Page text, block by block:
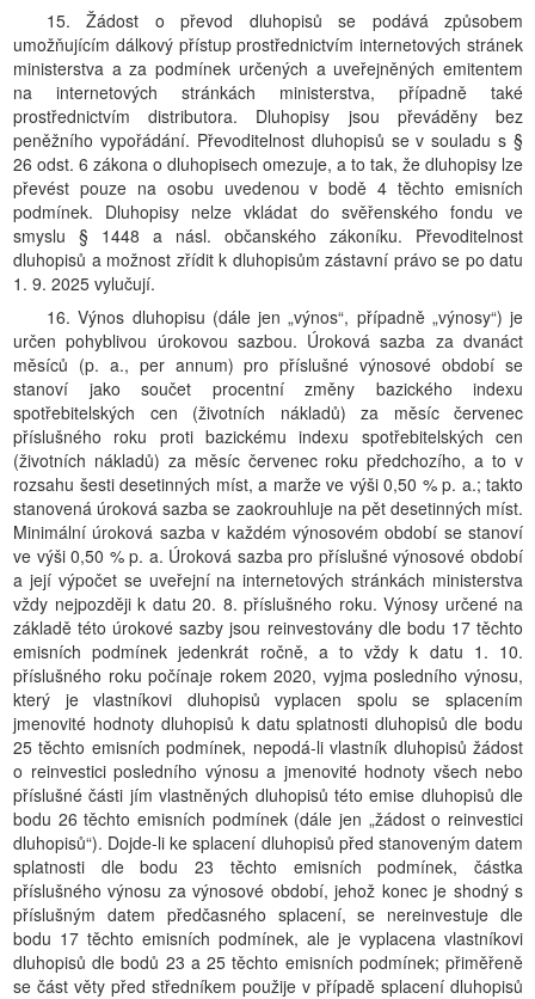
15. Žádost o převod dluhopisů se podává způsobem
umožňujícím dálkový přístup prostřednictvím internetových stránek
ministerstva a za podmínek určených a uveřejněných emitentem
na internetových stránkách ministerstva, případně také
prostřednictvím distributora. Dluhopisy jsou převáděny bez
peněžního vypořádání. Převoditelnost dluhopisů se v souladu s §
26 odst. 6 zákona o dluhopisech omezuje, a to tak, že dluhopisy lze
převést pouze na osobu uvedenou v bodě 4 těchto emisních
podmínek. Dluhopisy nelze vkládat do svěřenského fondu ve
smyslu § 1448 a násl. občanského zákoníku. Převoditelnost
dluhopisů a možnost zřídit k dluhopisům zástavní právo se po datu
1. 9. 2025 vylučují.
16. Výnos dluhopisu (dále jen „výnos“, případně „výnosy“) je
určen pohyblivou úrokovou sazbou. Úroková sazba za dvanáct
měsíců (p. a., per annum) pro příslušné výnosové období se
stanoví jako součet procentní změny bazického indexu
spotřebitelských cen (životních nákladů) za měsíc červenec
příslušného roku proti bazickému indexu spotřebitelských cen
(životních nákladů) za měsíc červenec roku předchozího, a to v
rozsahu šesti desetinných míst, a marže ve výši 0,50 % p. a.; takto
stanovená úroková sazba se zaokrouhluje na pět desetinných míst.
Minimální úroková sazba v každém výnosovém období se stanoví
ve výši 0,50 % p. a. Úroková sazba pro příslušné výnosové období
a její výpočet se uveřejní na internetových stránkách ministerstva
vždy nejpozději k datu 20. 8. příslušného roku. Výnosy určené na
základě této úrokové sazby jsou reinvestovány dle bodu 17 těchto
emisních podmínek jedenkrát ročně, a to vždy k datu 1. 10.
příslušného roku počínaje rokem 2020, vyjma posledního výnosu,
který je vlastníkovi dluhopisů vyplacen spolu se splacením
jmenovité hodnoty dluhopisů k datu splatnosti dluhopisů dle bodu
25 těchto emisních podmínek, nepodá-li vlastník dluhopisů žádost
o reinvestici posledního výnosu a jmenovité hodnoty všech nebo
příslušné části jím vlastněných dluhopisů této emise dluhopisů dle
bodu 26 těchto emisních podmínek (dále jen „žádost o reinvestici
dluhopisů“). Dojde-li ke splacení dluhopisů před stanoveným datem
splatnosti dle bodu 23 těchto emisních podmínek, částka
příslušného výnosu za výnosové období, jehož konec je shodný s
příslušným datem předčasného splacení, se nereinvestuje dle
bodu 17 těchto emisních podmínek, ale je vyplacena vlastníkovi
dluhopisů dle bodů 23 a 25 těchto emisních podmínek; přiměřeně
se část věty před středníkem použije v případě splacení dluhopisů